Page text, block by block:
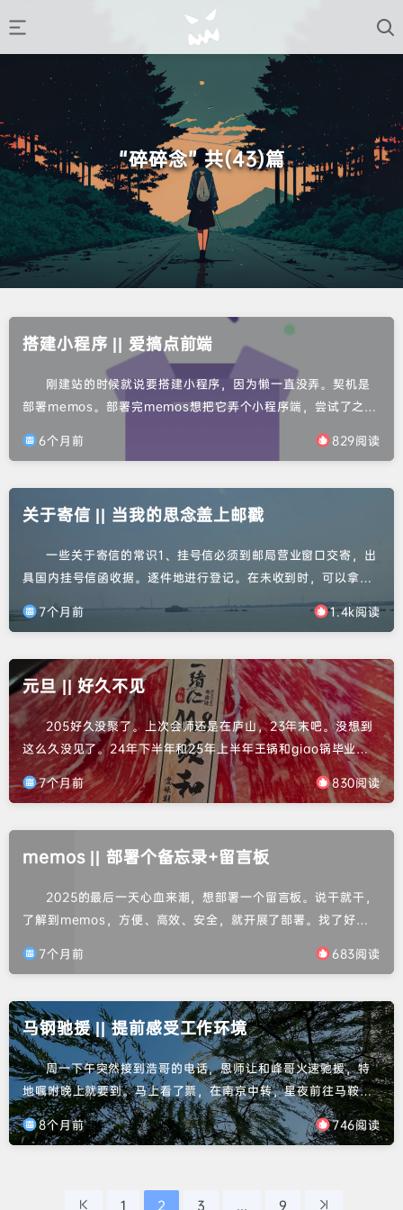
“碎碎念” 共(43)篇
搭建小程序 || 爱搞点前端
刚建站的时候就说要搭建小程序，因为懒一直没弄。契机是
部署memos。部署完memos想把它弄个小程序端，尝试了之后
的这个blog站。好像能改，但我觉得太费劲了，主要是不懂，就
哈。哼哧哼哧的调插件，总算弄好了。已经对显示的内容上...
6个月前 829阅读
关于寄信 || 当我的思念盖上邮戳
一些关于寄信的常识1、挂号信必须到邮局营业窗口交寄，出
具国内挂号信函收据。逐件地进行登记。在未收到时，可以拿收
据到原来的邮局办理查询手续，进行查询。挂号邮件属于邮局的
责任发生丢失损毁时，按规定进行赔偿。挂号费3元。2、平信营
记、不能查询、丢了不赔偿。3、信封可以根据信的尺寸从网上
买，也可以从邮局买。去营业窗口现买的话会给你笔填写并帮你
封好，平信...
7个月前 1.4k阅读
元旦 || 好久不见
205好久没聚了。上次会师还是在庐山，23年末吧。没想到
这么久没见了。24年下半年和25年上半年王锅和giao锅毕业
季，找工作、考试啥的，确实也不适合出来玩。25年下半年我毕
业季，在忙找工作的事情。而此时袁锅在准备跳槽事宜。各种原
是王锅去接，有事耽误了，袁锅就坐地铁来了。刚好定的酒店...
7个月前 830阅读
memos || 部署个备忘录+留言板
2025的最后一天心血来潮，想部署一个留言板。说干就干，
了解到memos，方便、高效、安全，就开展了部署。找了好多
好，最后还是通过自己的努力干出来了，在25年的最后一天，在
利毕业，好好工作。大家都要顺利，并且健康。
7个月前 683阅读
马钢驰援 || 提前感受工作环境
周一下午突然接到浩哥的电话，恩师让和峰哥火速驰援，特
地嘱咐晚上就要到。马上看了票，在南京中转，星夜前往马鞍
山。晚饭都没来得及吃，拿上师弟送的一瓶红枣豆奶并在高铁站
斥巨资买了一个三明治。晚上到马鞍山的都11点多了，和浩哥CC
大，所以很松弛，心态是学习和见识为主。不是第一次参观这种
8个月前 746阅读
1 2 3 9